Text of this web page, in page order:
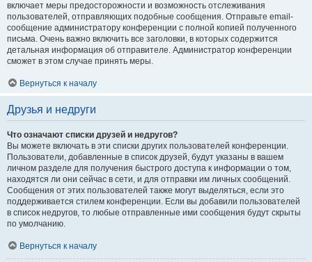
включает меры предосторожности и возможность отслеживания
пользователей, отправляющих подобные сообщения. Отправьте email-
сообщение администратору конференции с полной копией полученного
письма. Очень важно включить все заголовки, в которых содержится
детальная информация об отправителе. Администратор конференции
сможет в этом случае принять меры.
Вернуться к началу
Друзья и недруги
Что означают списки друзей и недругов?
Вы можете включать в эти списки других пользователей конференции.
Пользователи, добавленные в список друзей, будут указаны в вашем
личном разделе для получения быстрого доступа к информации о том,
находятся ли они сейчас в сети, и для отправки им личных сообщений.
Сообщения от этих пользователей также могут выделяться, если это
поддерживается стилем конференции. Если вы добавили пользователей
в список недругов, то любые отправленные ими сообщения будут скрыты
по умолчанию.
Вернуться к началу